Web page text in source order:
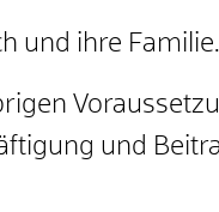
und ihre Familie.
und